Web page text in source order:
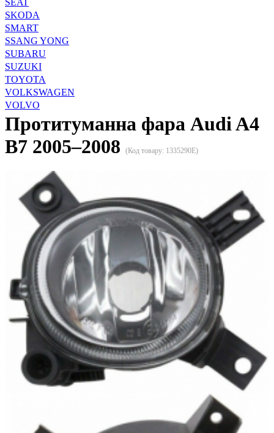
SKODA
SMART
SSANG YONG
SUBARU
SUZUKI
TOYOTA
VOLKSWAGEN
VOLVO
Протитуманна фара Audi A4
B7 2005–2008
(Код товару: 1335290E)